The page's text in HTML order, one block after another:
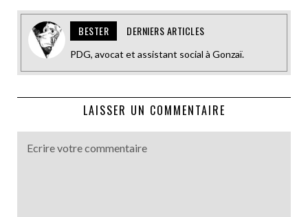
BESTER DERNIERS ARTICLES
PDG, avocat et assistant social à Gonzaï.
LAISSER UN COMMENTAIRE